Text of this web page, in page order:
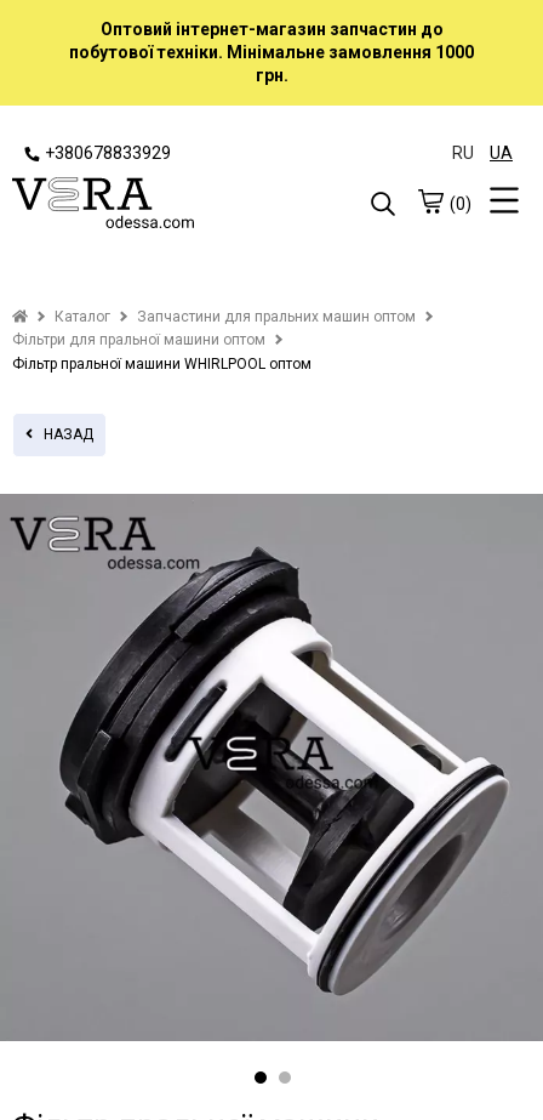
Оптовий інтернет-магазин запчастин до
побутової техніки. Мінімальне замовлення 1000
грн.
+380678833929 RU UA
(0)
Каталог
Запчастини для пральних машин оптом
Фільтри для пральної машини оптом
Фільтр пральної машини WHIRLPOOL оптом
НАЗАД